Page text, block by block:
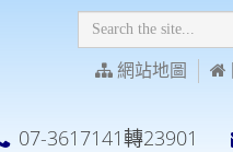
網站地圖
07-3617141轉23901